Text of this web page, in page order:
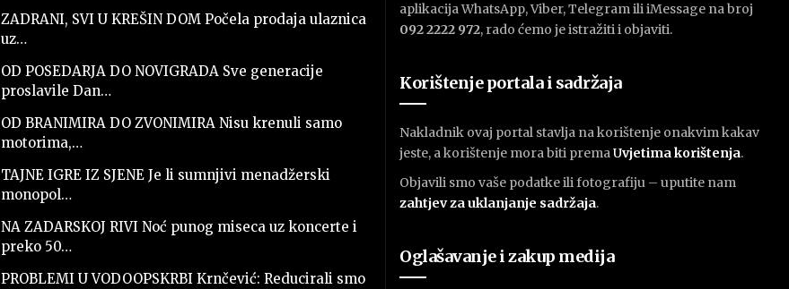
ZADRANI, SVI U KREŠIN DOM Počela prodaja ulaznica
uz…
OD POSEDARJA DO NOVIGRADA Sve generacije
proslavile Dan…
OD BRANIMIRA DO ZVONIMIRA Nisu krenuli samo
motorima,…
TAJNE IGRE IZ SJENE Je li sumnjivi menadžerski
monopol…
NA ZADARSKOJ RIVI Noć punog miseca uz koncerte i
preko 50…
PROBLEMI U VODOOPSKRBI Krnčević: Reducirali smo
aplikacija WhatsApp, Viber, Telegram ili iMessage na broj
092 2222 972, rado ćemo je istražiti i objaviti.
Korištenje portala i sadržaja
Nakladnik ovaj portal stavlja na korištenje onakvim kakav
jeste, a korištenje mora biti premaUvjetima korištenja.
Objavili smo vaše podatke ili fotografiju – uputite nam
zahtjev za uklanjanje sadržaja.
Oglašavanje i zakup medija